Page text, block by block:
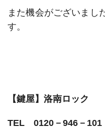
また機会がございまし
す。
【鍵屋】洛南ロック
TEL 0120－946－